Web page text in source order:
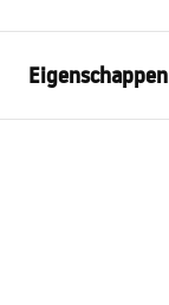
Eigenschappen